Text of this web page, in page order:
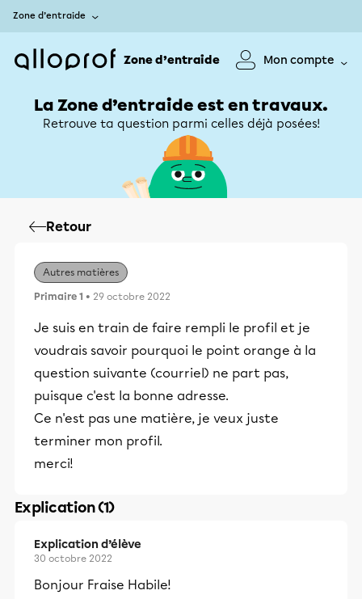
Zone d’entraide
Zone d’entraide Mon compte
La Zone d’entraide est en travaux.
Retrouve ta question parmi celles déjà posées!
Retour
Autres matières
Primaire 1 • 29 octobre 2022
Je suis en train de faire rempli le profil et je
voudrais savoir pourquoi le point orange à la
question suivante (courriel) ne part pas,
puisque c'est la bonne adresse.
Ce n'est pas une matière, je veux juste
terminer mon profil.
merci!
Explication (1)
Explication d’élève
30 octobre 2022
Bonjour Fraise Habile!